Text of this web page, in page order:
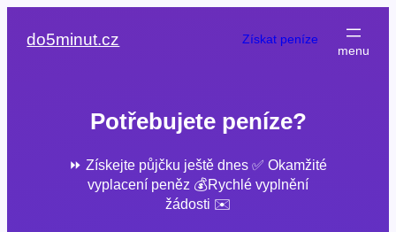
do5minut.cz Získat peníze
Potřebujete peníze?
⏩ Získejte půjčku ještě dnes ✅ Okamžité
vyplacení peněz 💰Rychlé vyplnění
žádosti ✉️